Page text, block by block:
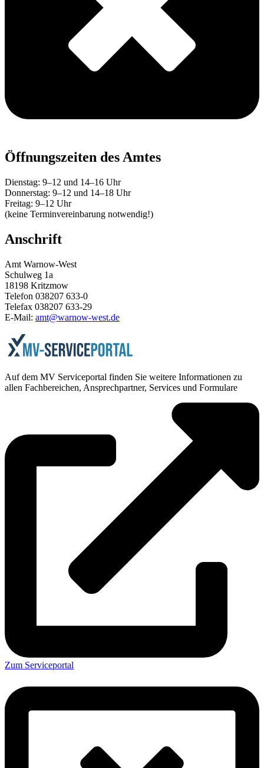
Öffnungszeiten des Amtes
Dienstag: 9–12 und 14–16 Uhr
Donnerstag: 9–12 und 14–18 Uhr
Freitag: 9–12 Uhr
(keine Terminvereinbarung notwendig!)
Anschrift
Amt Warnow-West
Schulweg 1a
18198 Kritzmow
Telefon 038207 633-0
Telefax 038207 633-29
E-Mail: amt@warnow-west.de
Auf dem MV Serviceportal finden Sie weitere Informationen zu
allen Fachbereichen, Ansprechpartner, Services und Formulare
Zum Serviceportal